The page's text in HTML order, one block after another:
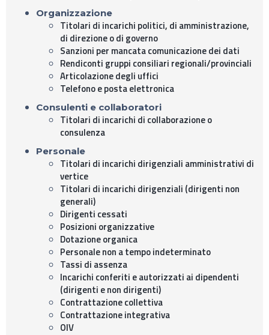
Organizzazione
Titolari di incarichi politici, di amministrazione,
di direzione o di governo
Sanzioni per mancata comunicazione dei dati
Rendiconti gruppi consiliari regionali/provinciali
Articolazione degli uffici
Telefono e posta elettronica
Consulenti e collaboratori
Titolari di incarichi di collaborazione o
consulenza
Personale
Titolari di incarichi dirigenziali amministrativi di
vertice
Titolari di incarichi dirigenziali (dirigenti non
generali)
Dirigenti cessati
Posizioni organizzative
Dotazione organica
Personale non a tempo indeterminato
Tassi di assenza
Incarichi conferiti e autorizzati ai dipendenti
(dirigenti e non dirigenti)
Contrattazione collettiva
Contrattazione integrativa
OIV